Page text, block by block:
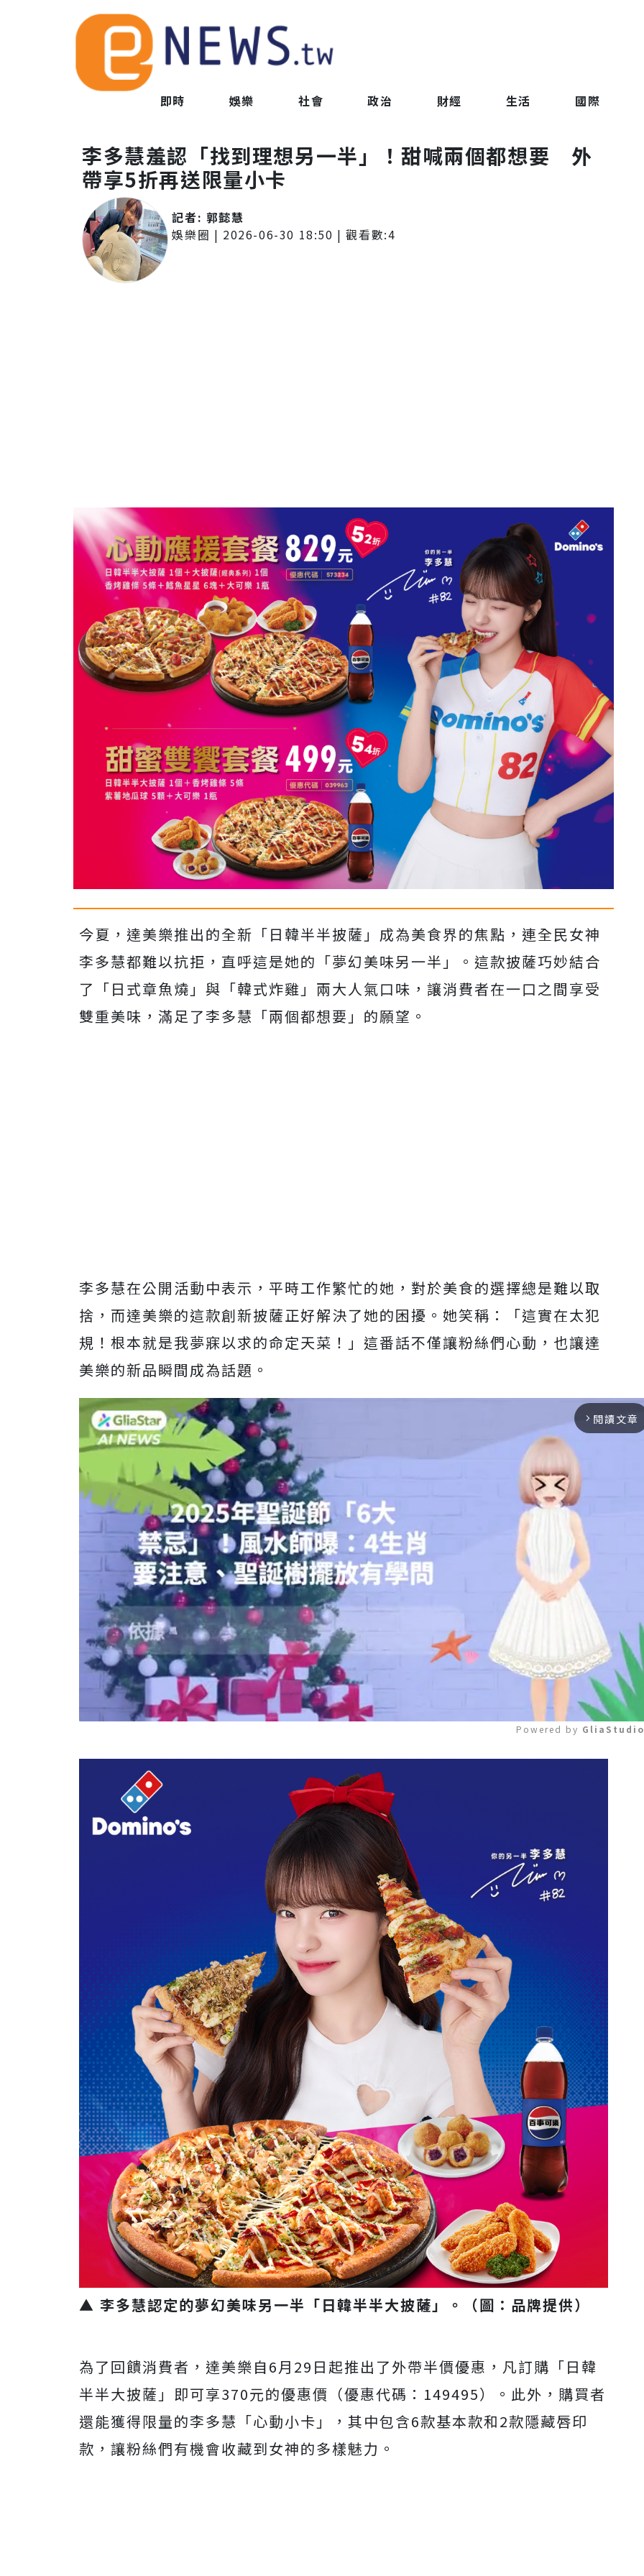
即時 娛樂 社會 政治 財經 生活 國際
李多慧羞認「找到理想另一半」！甜喊兩個都想要 外
帶享5折再送限量小卡
記者: 郭懿慧
娛樂圈 | 2026-06-30 18:50 | 觀看數:4
今夏，達美樂推出的全新「日韓半半披薩」成為美食界的焦點，連全民女神
李多慧都難以抗拒，直呼這是她的「夢幻美味另一半」。這款披薩巧妙結合
了「日式章魚燒」與「韓式炸雞」兩大人氣口味，讓消費者在一口之間享受
雙重美味，滿足了李多慧「兩個都想要」的願望。
李多慧在公開活動中表示，平時工作繁忙的她，對於美食的選擇總是難以取
捨，而達美樂的這款創新披薩正好解決了她的困擾。她笑稱：「這實在太犯
規！根本就是我夢寐以求的命定天菜！」這番話不僅讓粉絲們心動，也讓達
美樂的新品瞬間成為話題。
arrow_forward_ios 閱讀文章
Powered by
▲ 李多慧認定的夢幻美味另一半「日韓半半大披薩」。（圖：品牌提供）
為了回饋消費者，達美樂自6月29日起推出了外帶半價優惠，凡訂購「日韓
半半大披薩」即可享370元的優惠價（優惠代碼：149495）。此外，購買者
還能獲得限量的李多慧「心動小卡」，其中包含6款基本款和2款隱藏唇印
款，讓粉絲們有機會收藏到女神的多樣魅力。